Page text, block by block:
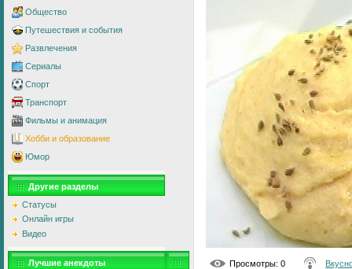
Общество
Путешествия и события
Развлечения
Сериалы
Спорт
Транспорт
Фильмы и анимация
Хобби и образование
Юмор
Другие разделы
Статусы
Онлайн игры
Видео
Лучшие анекдоты Просмотры: 0